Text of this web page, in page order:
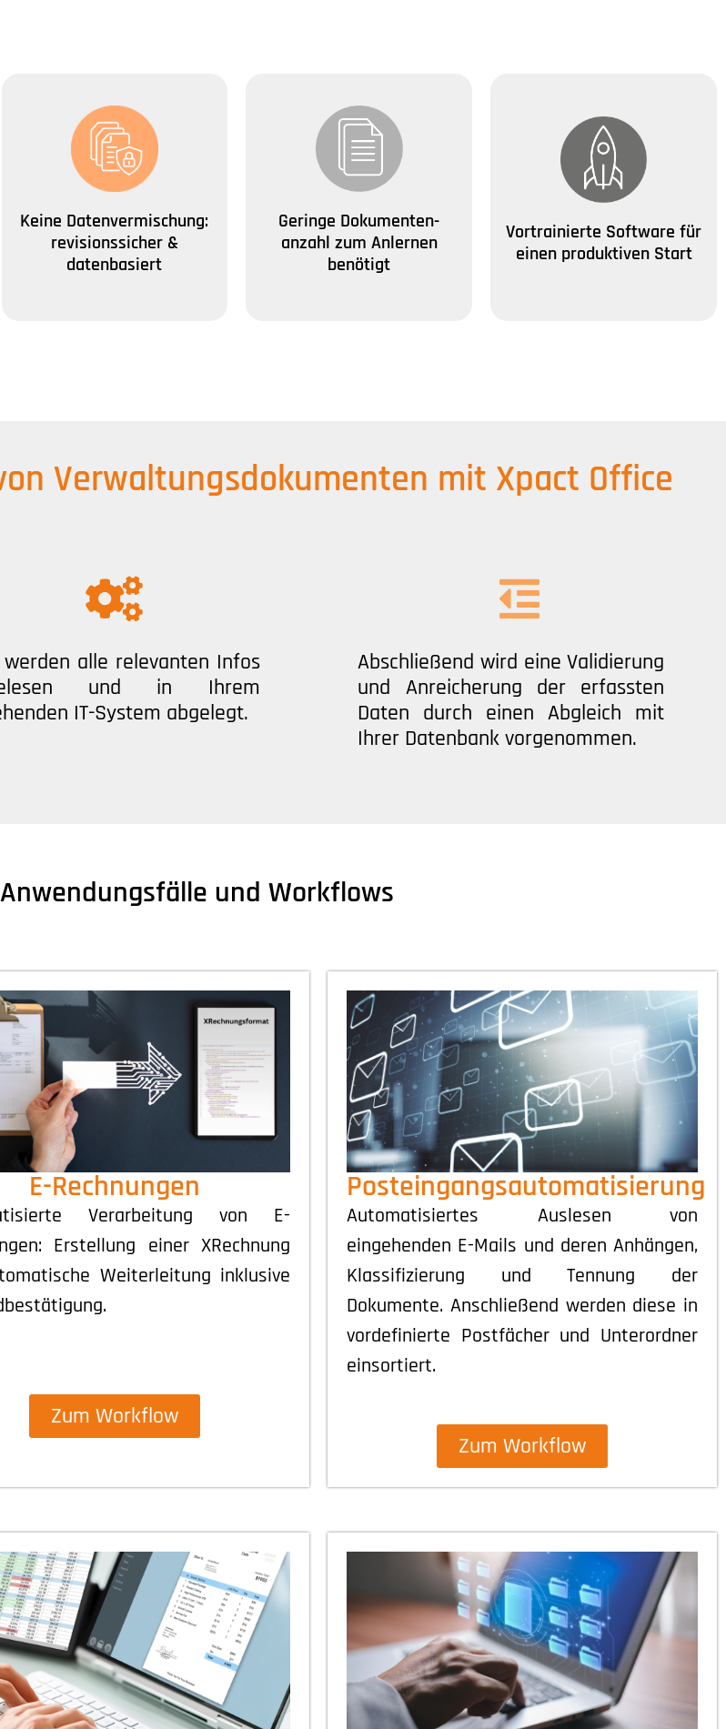
Keine Datenvermischung:
revisionssicher &
datenbasiert
Geringe Dokumenten-
anzahl zum Anlernen
benötigt
Vortrainierte Software für
einen produktiven Start
Verwaltungsdokumenten mit Xpact Office​
werden alle relevanten Infos
und in Ihrem
IT-System abgelegt.
Abschließend wird eine Validierung
und Anreicherung der erfassten
Daten durch einen Abgleich mit
Ihrer Datenbank vorgenommen.
und Workflows
E-Rechnungen
Verarbeitung von E-
Erstellung einer XRechnung
Weiterleitung inklusive
Zum Workflow
Posteingangsautomatisierung
Automatisiertes Auslesen von
eingehenden E-Mails und deren Anhängen,
Klassifizierung und Tennung der
Dokumente. Anschließend werden diese in
vordefinierte Postfächer und Unterordner
einsortiert.
Zum Workflow